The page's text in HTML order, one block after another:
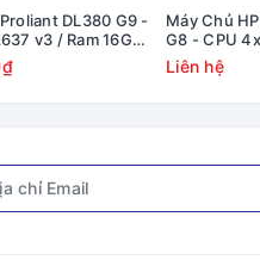
DL380 G9 -
v3 / Ram 16GB
PS
Máy Chủ
G8 - CPU
64GB / HDD
HP Smart /
Liên hệ